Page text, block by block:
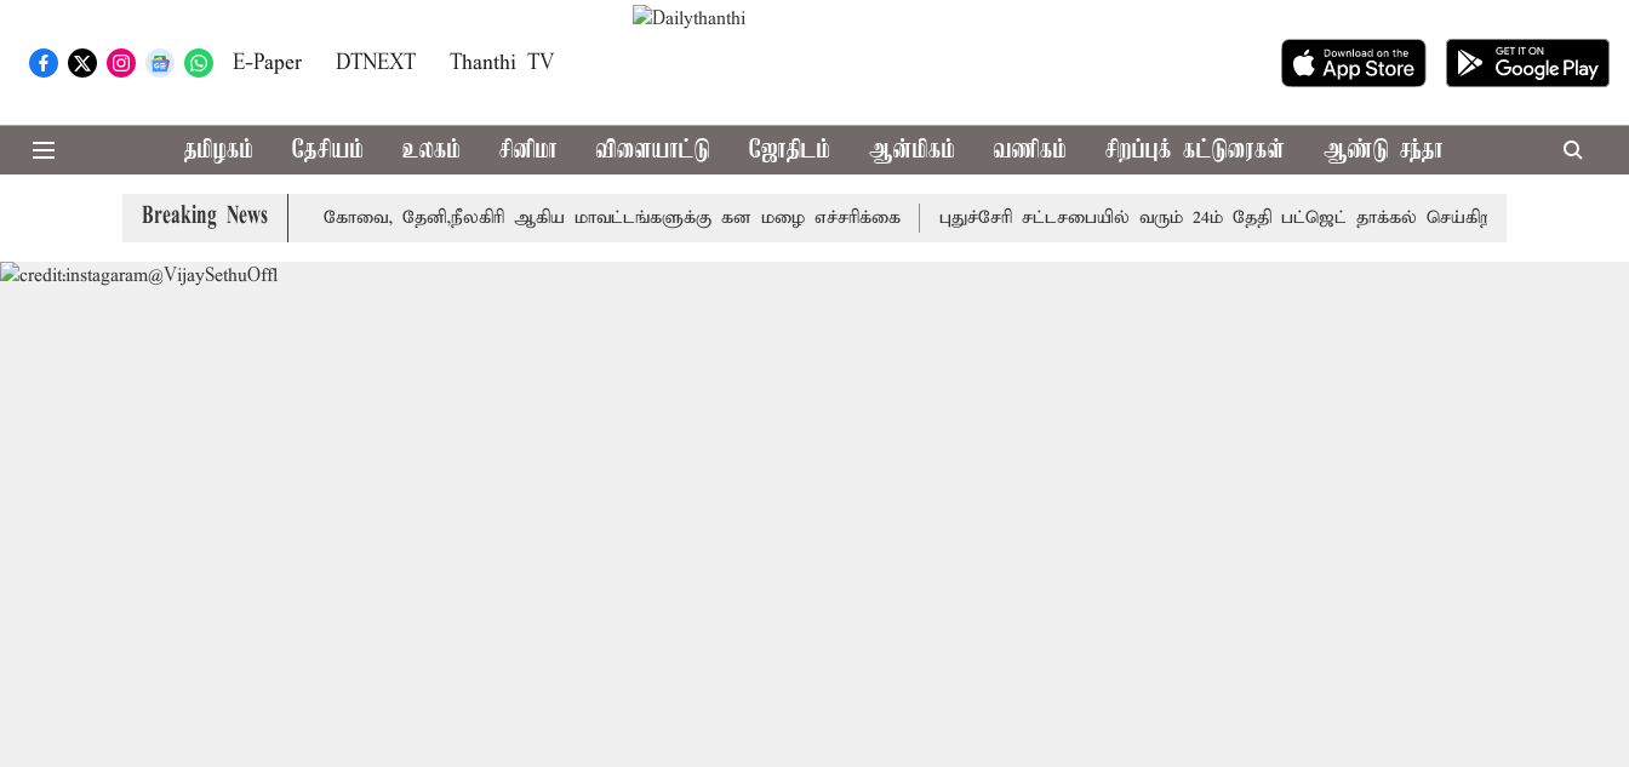
E-Paper DTNEXT Thanthi TV
தமிழகம் தேசியம் உலகம் சினிமா விளையாட்டு ஜோதிடம் ஆன்மிகம் வணிகம் சிறப்புக் கட்டுரைகள் ஆண்டு சந்தா
Breaking News
வாபஸ் பெற்றார் சங்கீதா கோவை, தேனி,நீலகிரி ஆகிய மாவட்டங்களுக்கு கன மழை எச்சரிக்கை புதுச்சேரி சட்டசபையில் வரும் 24ம் தேதி பட்ஜெட் தாக்கல் செய்கிறார் முதல்-அமைச்சர்